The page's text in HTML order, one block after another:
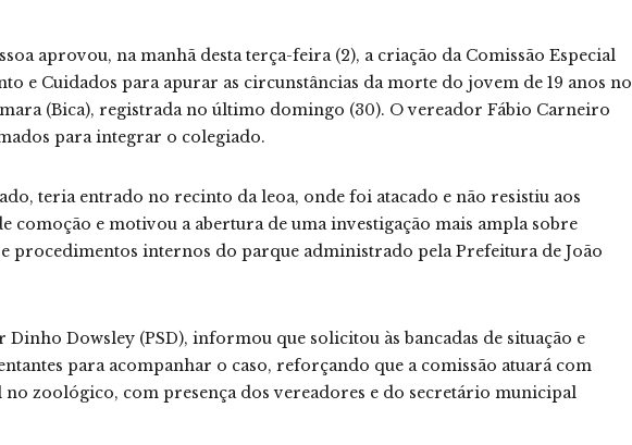
aprovou, na manhã desta terça-feira (2), a criação da Comissão Especial
e Cuidados para apurar as circunstâncias da morte do jovem de 19 anos no
(Bica), registrada no último domingo (30). O vereador Fábio Carneiro
para integrar o colegiado.
teria entrado no recinto da leoa, onde foi atacado e não resistiu aos
comoção e motivou a abertura de uma investigação mais ampla sobre
e procedimentos internos do parque administrado pela Prefeitura de João
Dinho Dowsley (PSD), informou que solicitou às bancadas de situação e
para acompanhar o caso, reforçando que a comissão atuará com
zoológico, com presença dos vereadores e do secretário municipal